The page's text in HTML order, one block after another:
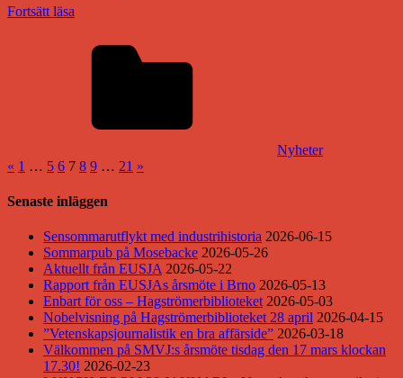
Fortsätt läsa
Nyheter
Sidnumrering
för
« Föregående
1 … 5 6 7 8 9 … 21 Nästa
»
Senaste inläggen
Sensommarutflykt med industrihistoria 2026-06-15
Sommarpub på Mosebacke 2026-05-26
Aktuellt från EUSJA 2026-05-22
Rapport från EUSJAs årsmöte i Brno 2026-05-13
Enbart för oss – Hagströmerbiblioteket 2026-05-03
Nobelvisning på Hagströmerbiblioteket 28 april 2026-04-15
”Vetenskapsjournalistik en bra affärside” 2026-03-18
Välkommen på SMVJ:s årsmöte tisdag den 17 mars klockan
17.30! 2026-02-23